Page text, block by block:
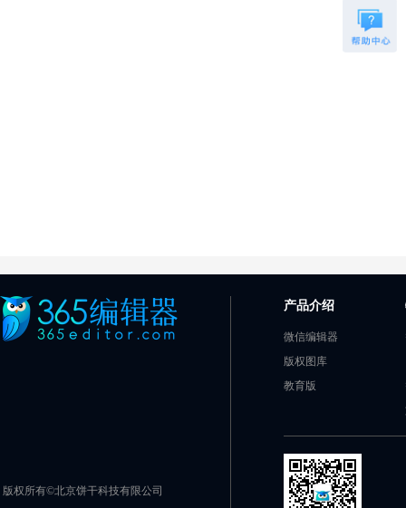
版权所有©北京饼干科技有限公司
产品介绍
微信编辑器
版权图库
教育版